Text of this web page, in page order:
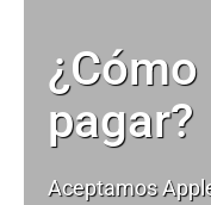
pagar?
Aceptamos